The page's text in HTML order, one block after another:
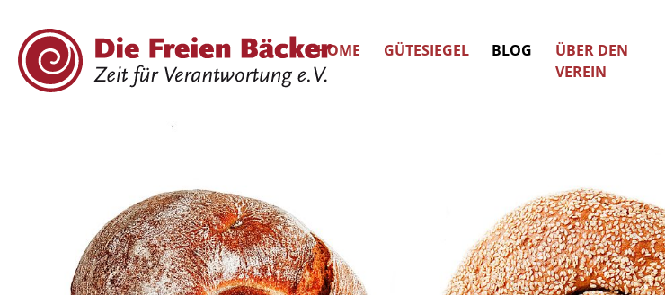
HOME GÜTESIEGEL BLOG
ÜBER DEN
VEREIN